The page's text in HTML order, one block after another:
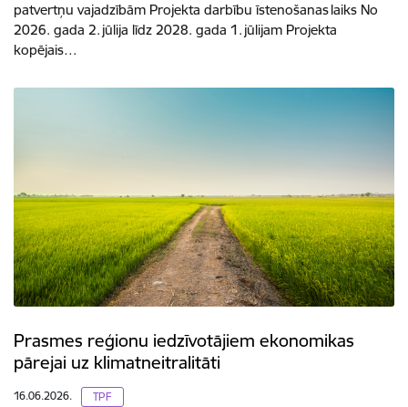
patvertņu vajadzībām Projekta darbību īstenošanas laiks No
2026. gada 2. jūlija līdz 2028. gada 1. jūlijam Projekta
kopējais…
Prasmes reģionu iedzīvotājiem ekonomikas
pārejai uz klimatneitralitāti
16.06.2026. TPF